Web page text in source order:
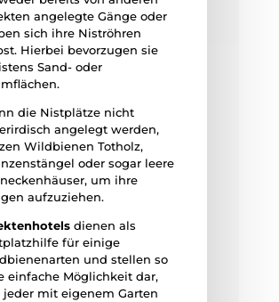
angelegte Gänge oder
sich ihre Niströhren
Hierbei bevorzugen sie
Sand- oder
die Nistplätze nicht
angelegt werden,
Wildbienen Totholz,
oder sogar leere
um ihre
aufzuziehen.
dienen als
für einige
und stellen so
einfache Möglichkeit dar,
jeder mit eigenem Garten